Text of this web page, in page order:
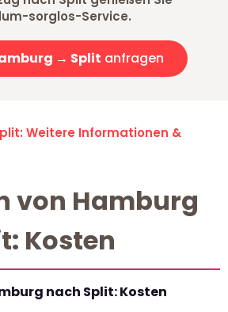
sorglos-Service.
→ Split anfragen
Weitere Informationen &
von Hamburg
Kosten
nach Split: Kosten